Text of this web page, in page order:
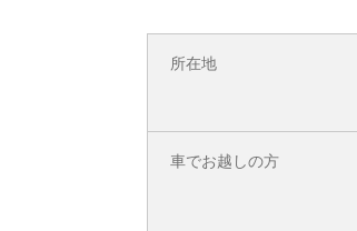
所在地
車でお越しの方